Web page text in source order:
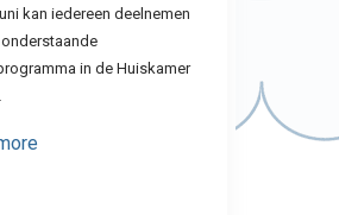
kan iedereen deelnemen
onderstaande
in de Huiskamer